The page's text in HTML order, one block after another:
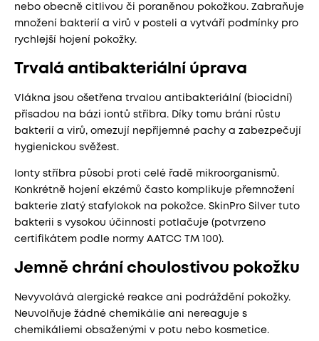
nebo obecně citlivou či poraněnou pokožkou. Zabraňuje
množení bakterií a virů v posteli a vytváří podmínky pro
rychlejší hojení pokožky.
Trvalá antibakteriální úprava
Vlákna jsou ošetřena trvalou antibakteriální (biocidní)
přísadou na bázi iontů stříbra. Díky tomu brání růstu
bakterií a virů, omezují nepříjemné pachy a zabezpečují
hygienickou svěžest.
Ionty stříbra působí proti celé řadě mikroorganismů.
Konkrétně hojení ekzémů často komplikuje přemnožení
bakterie zlatý stafylokok na pokožce. SkinPro Silver tuto
bakterii s vysokou účinností potlačuje (potvrzeno
certifikátem podle normy AATCC TM 100).
Jemně chrání choulostivou pokožku
Nevyvolává alergické reakce ani podráždění pokožky.
Neuvolňuje žádné chemikálie ani nereaguje s
chemikáliemi obsaženými v potu nebo kosmetice.